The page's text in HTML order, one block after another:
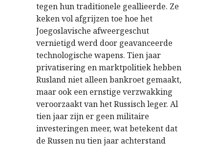
tegen hun traditionele geallieerde. Ze
keken vol afgrijzen toe hoe het
Joegoslavische afweergeschut
vernietigd werd door geavanceerde
technologische wapens. Tien jaar
privatisering en marktpolitiek hebben
Rusland niet alleen bankroet gemaakt,
maar ook een ernstige verzwakking
veroorzaakt van het Russisch leger. Al
tien jaar zijn er geen militaire
investeringen meer, wat betekent dat
de Russen nu tien jaar achterstand